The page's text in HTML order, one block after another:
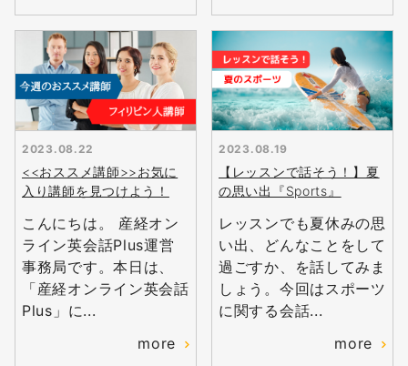
2023.08.22
<<おススメ講師>>お気に
入り講師を見つけよう！
こんにちは。 産経オン
ライン英会話Plus運営
事務局です。本日は、
「産経オンライン英会話
Plus」に...
more
2023.08.19
【レッスンで話そう！】夏
の思い出『Sports』
レッスンでも夏休みの思
い出、どんなことをして
過ごすか、を話してみま
しょう。今回はスポーツ
に関する会話...
more